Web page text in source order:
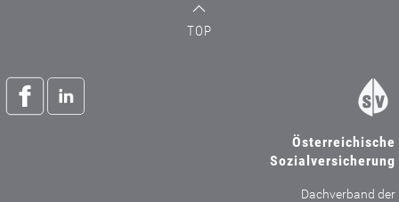
TOP
Österreichische
Sozialversicherung
Dachverband der